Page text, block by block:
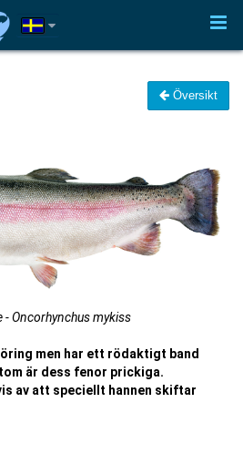
Översikt
- Oncorhynchus mykiss
men har ett rödaktigt band
är dess fenor prickiga.
av att speciellt hannen skiftar